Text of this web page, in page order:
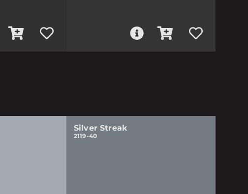
Silver Streak
2119-40